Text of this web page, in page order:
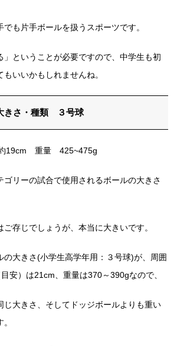
も片手ボールを扱うスポーツです。
」ということが必要ですので、中学生も初
いいかもしれませんね。
きさ・種類 ３号球
19cm 重量 425~475g
ゴリーの試合で使用されるボールの大きさ
存じでしょうが、本当に大きいです。
大きさ(小学生高学年用：３号球)が、
周囲
安）は21cm、重量は370～390gなので、
じ大きさ、そしてドッジボールよりも重い